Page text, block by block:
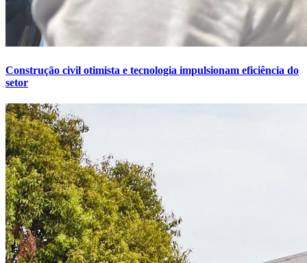
Construção civil otimista e tecnologia impulsionam eficiência do
setor